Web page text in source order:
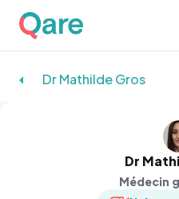
Dr Mathilde Gros
Dr
Médecin